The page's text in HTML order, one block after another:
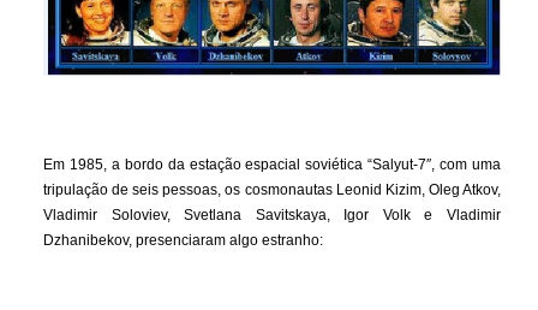
Em 1985, a bordo da estação espacial soviética “Salyut-7″, com uma
tripulação de seis pessoas, os cosmonautas Leonid Kizim, Oleg Atkov,
Vladimir Soloviev, Svetlana Savitskaya, Igor Volk e Vladimir
Dzhanibekov, presenciaram algo estranho: